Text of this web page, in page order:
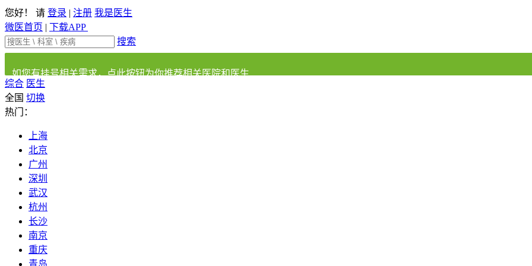
您好！ 请 登录 | 注册 我是医生
微医首页 | 下载APP
搜索
如您有挂号相关需求，点此按钮为你推荐相关医院和医生
综合 医生
全国 切换
热门：
上海
北京
广州
深圳
武汉
杭州
长沙
南京
重庆
青岛